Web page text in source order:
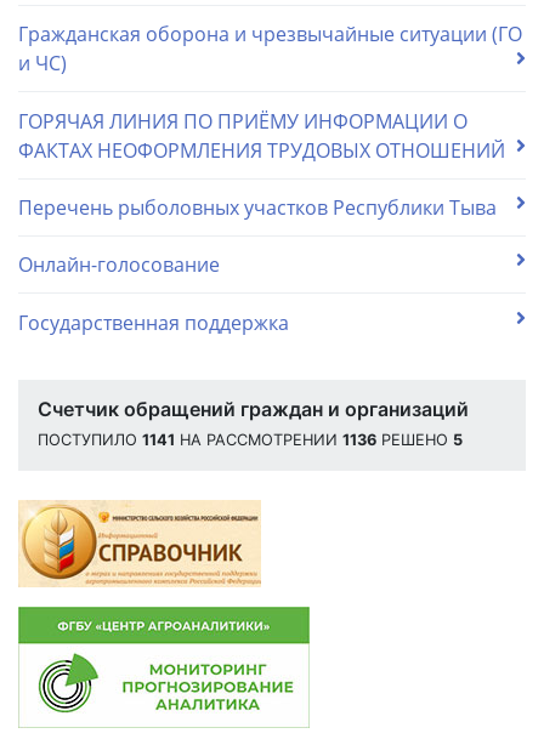
Гражданская оборона и чрезвычайные ситуации (ГО
и ЧС)
ГОРЯЧАЯ ЛИНИЯ ПО ПРИЁМУ ИНФОРМАЦИИ О
ФАКТАХ НЕОФОРМЛЕНИЯ ТРУДОВЫХ ОТНОШЕНИЙ
Перечень рыболовных участков Республики Тыва
Онлайн-голосование
Государственная поддержка
Счетчик обращений граждан и организаций
ПОСТУПИЛО 1141 НА РАССМОТРЕНИИ 1136 РЕШЕНО 5